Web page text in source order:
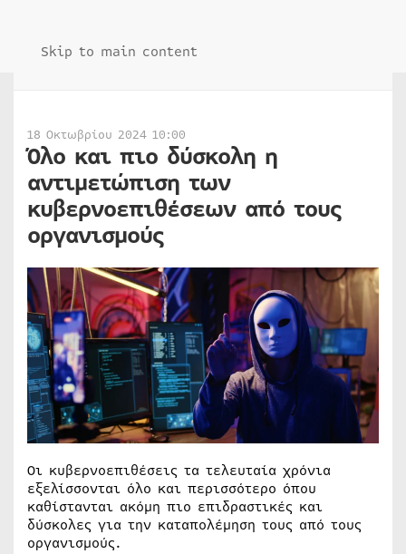
Skip to main content
18 Οκτωβρίου 2024 10:00
Όλο και πιο δύσκολη η
αντιμετώπιση των
κυβερνοεπιθέσεων από τους
οργανισμούς
Οι κυβερνοεπιθέσεις τα τελευταία χρόνια
εξελίσσονται όλο και περισσότερο όπου
καθίστανται ακόμη πιο επιδραστικές και
δύσκολες για την καταπολέμηση τους από τους
οργανισμούς.